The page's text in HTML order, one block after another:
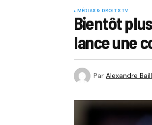
MÉDIAS & DROITS TV
Bientôt
lance une
Par Alexandre